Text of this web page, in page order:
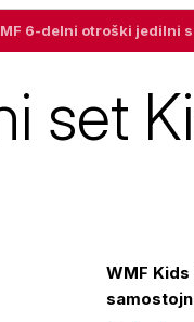
6-delni otroški jedilni
set
WMF